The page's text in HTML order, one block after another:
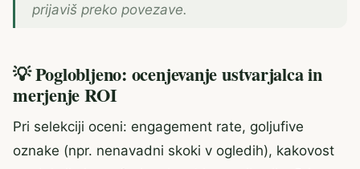
prijaviš preko povezave.
💡 Poglobljeno: ocenjevanje ustvarjalca in
merjenje ROI
Pri selekciji oceni: engagement rate, goljufive
oznake (npr. nenavadni skoki v ogledih), kakovost